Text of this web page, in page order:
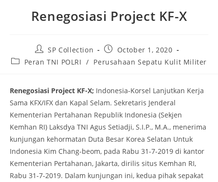
Renegosiasi Project KF-X
Post
author:
SP Collection
Post
published:
October 1, 2020
PostPeran TNI POLRI / Perusahaan Sepatu Kulit Militer
Renegosiasi Project KF-X; Indonesia-Korsel Lanjutkan Kerja
Sama KFX/IFX dan Kapal Selam. Sekretaris Jenderal
Kementerian Pertahanan Republik Indonesia (Sekjen
Kemhan RI) Laksdya TNI Agus Setiadji, S.I.P., M.A., menerima
kunjungan kehormatan Duta Besar Korea Selatan Untuk
Indonesia Kim Chang-beom, pada Rabu 31-7-2019 di kantor
Kementerian Pertahanan, Jakarta, dirilis situs Kemhan RI,
Rabu 31-7-2019. Dalam kunjungan ini, kedua pihak sepakat